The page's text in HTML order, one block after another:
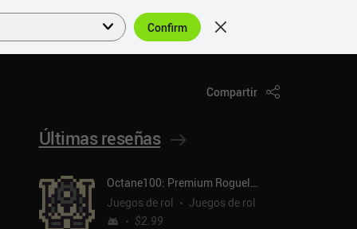
ES
Compartir
Últimas reseñas
Octane100: Premium Roguelike
Juegos de rol
Juegos de rol
$2.99
Confirm